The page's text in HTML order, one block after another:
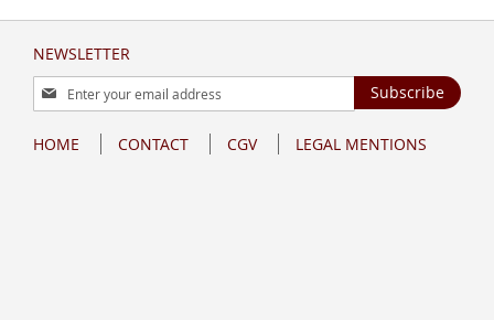
NEWSLETTER
Sign
Up
Our
Subscribe
HOME CONTACT CGV LEGAL MENTIONS